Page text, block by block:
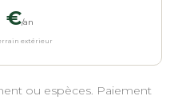
€/an
extérieur
ou espèces. Paiement